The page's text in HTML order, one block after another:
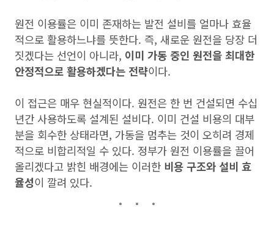
원전 이용률은 이미 존재하는 발전 설비를 얼마나 효율
적으로 활용하느냐를 뜻한다. 즉, 새로운 원전을 당장 더
짓겠다는 선언이 아니라, 이미 가동 중인 원전을 최대한
안정적으로 활용하겠다는 전략이다.
이 접근은 매우 현실적이다. 원전은 한 번 건설되면 수십
년간 사용하도록 설계된 설비다. 이미 건설 비용의 대부
분을 회수한 상태라면, 가동을 멈추는 것이 오히려 경제
적으로 비합리적일 수 있다. 정부가 원전 이용률을 끌어
올리겠다고 밝힌 배경에는 이러한 비용 구조와 설비 효
율성이 깔려 있다.